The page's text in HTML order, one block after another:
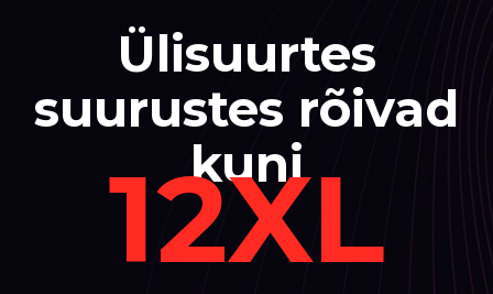
Ülisuurtes
suurustes rõivad
kuni
12XL